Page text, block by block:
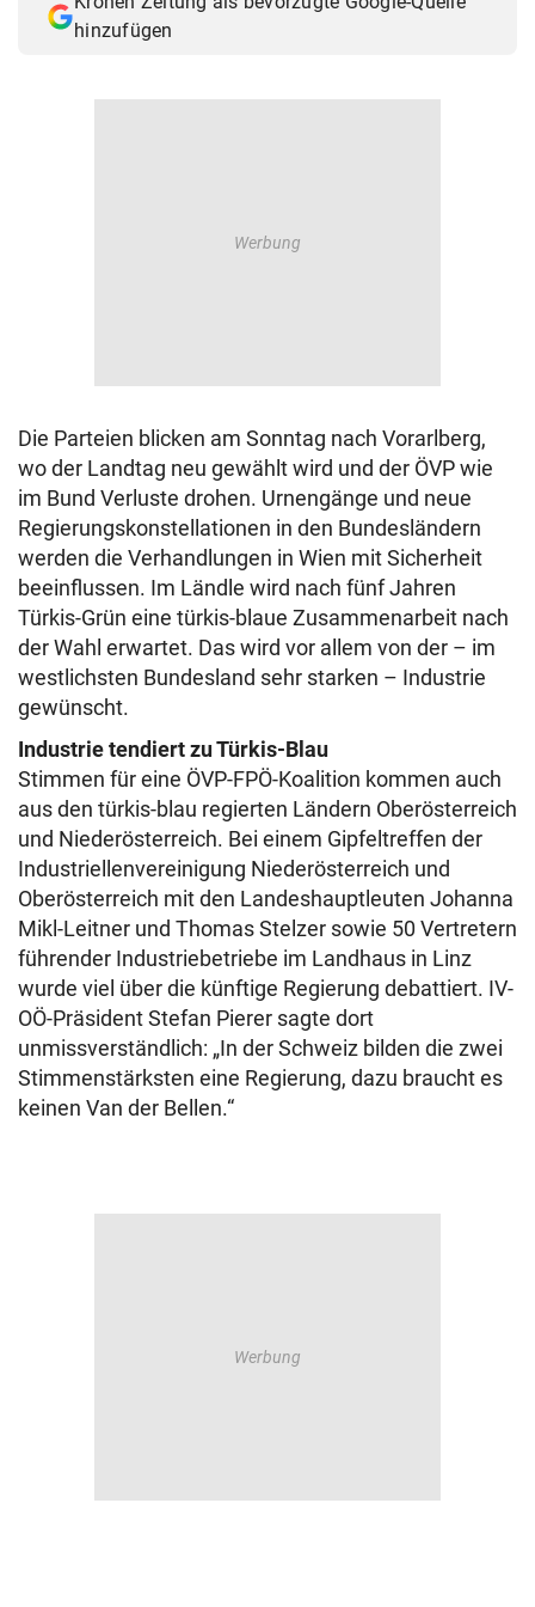
hinzufügen
Die Parteien blicken am Sonntag nach Vorarlberg,
wo der Landtag neu gewählt wird und der ÖVP wie
im Bund Verluste drohen. Urnengänge und neue
Regierungskonstellationen in den Bundesländern
werden die Verhandlungen in Wien mit Sicherheit
beeinflussen. Im Ländle wird nach fünf Jahren
Türkis-Grün eine türkis-blaue Zusammenarbeit nach
der Wahl erwartet. Das wird vor allem von der – im
westlichsten Bundesland sehr starken – Industrie
gewünscht.
Industrie tendiert zu Türkis-Blau
Stimmen für eine ÖVP-FPÖ-Koalition kommen auch
aus den türkis-blau regierten Ländern Oberösterreich
und Niederösterreich. Bei einem Gipfeltreffen der
Industriellenvereinigung Niederösterreich und
Oberösterreich mit den Landeshauptleuten Johanna
Mikl-Leitner und Thomas Stelzer sowie 50 Vertretern
führender Industriebetriebe im Landhaus in Linz
wurde viel über die künftige Regierung debattiert. IV-
OÖ-Präsident Stefan Pierer sagte dort
unmissverständlich: „In der Schweiz bilden die zwei
Stimmenstärksten eine Regierung, dazu braucht es
keinen Van der Bellen.“